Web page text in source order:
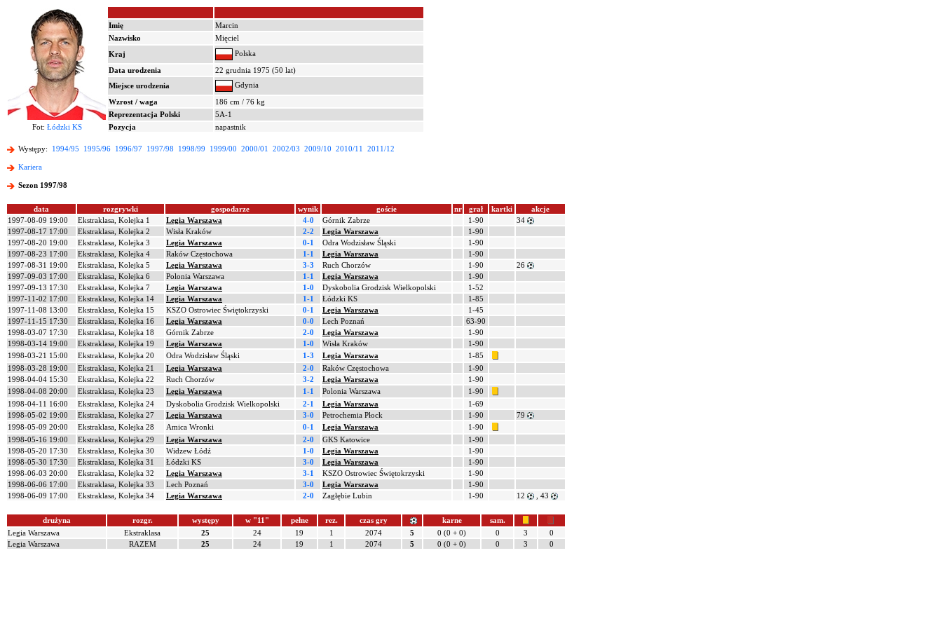
Imię
Marcin
Nazwisko
Mięciel
Kraj
Polska
Data urodzenia
22 grudnia 1975 (50 lat)
Miejsce urodzenia
Gdynia
Wzrost / waga
186 cm / 76 kg
Reprezentacja Polski
5A-1
Fot: Łódzki KS Pozycja napastnik
Występy: 1994/95 1995/96 1996/97 1997/98 1998/99 1999/00 2000/01 2002/03 2009/10 2010/11 2011/12
Kariera
Sezon 1997/98
data rozgrywki gospodarze wynik goście nr grał kartki
akcje
1997-08-09 19:00
Ekstraklasa, Kolejka 1 Legia Warszawa 4-0 Górnik Zabrze 1-90
34
1997-08-17 17:00
Ekstraklasa, Kolejka 2 Wisła Kraków 2-2 Legia Warszawa
1-90
1997-08-20 19:00
Ekstraklasa, Kolejka 3 Legia Warszawa 0-1 Odra Wodzisław Śląski
1-90
1997-08-23 17:00
Ekstraklasa, Kolejka 4 Raków Częstochowa 1-1 Legia Warszawa
1-90
1997-08-31 19:00
Ekstraklasa, Kolejka 5 Legia Warszawa 3-3 Ruch Chorzów 1-90
26
1997-09-03 17:00
Ekstraklasa, Kolejka 6 Polonia Warszawa 1-1 Legia Warszawa
1-90
1997-09-13 17:30
Ekstraklasa, Kolejka 7 Legia Warszawa 1-0 Dyskobolia Grodzisk Wielkopolski
1-52
1997-11-02 17:00
Ekstraklasa, Kolejka 14 Legia Warszawa 1-1 Łódzki KS
1-85
1997-11-08 13:00
Ekstraklasa, Kolejka 15 KSZO Ostrowiec Świętokrzyski 0-1 Legia Warszawa
1-45
1997-11-15 17:30
Ekstraklasa, Kolejka 16 Legia Warszawa 0-0 Lech Poznań
63-90
1998-03-07 17:30
Ekstraklasa, Kolejka 18 Górnik Zabrze 2-0 Legia Warszawa
1-90
1998-03-14 19:00
Ekstraklasa, Kolejka 19 Legia Warszawa 1-0 Wisła Kraków
1-90
1998-03-21 15:00
Ekstraklasa, Kolejka 20 Odra Wodzisław Śląski 1-3 Legia Warszawa
1-85
1998-03-28 19:00
Ekstraklasa, Kolejka 21 Legia Warszawa 2-0 Raków Częstochowa
1-90
1998-04-04 15:30
Ekstraklasa, Kolejka 22 Ruch Chorzów 3-2 Legia Warszawa
1-90
1998-04-08 20:00
Ekstraklasa, Kolejka 23 Legia Warszawa 1-1 Polonia Warszawa
1-90
1998-04-11 16:00
Ekstraklasa, Kolejka 24 Dyskobolia Grodzisk Wielkopolski 2-1 Legia Warszawa
1-69
1998-05-02 19:00
Ekstraklasa, Kolejka 27 Legia Warszawa 3-0 Petrochemia Płock 1-90
79
1998-05-09 20:00
Ekstraklasa, Kolejka 28 Amica Wronki 0-1 Legia Warszawa
1-90
1998-05-16 19:00
Ekstraklasa, Kolejka 29 Legia Warszawa 2-0 GKS Katowice
1-90
1998-05-20 17:30
Ekstraklasa, Kolejka 30 Widzew Łódź 1-0 Legia Warszawa
1-90
1998-05-30 17:30
Ekstraklasa, Kolejka 31 Łódzki KS 3-0 Legia Warszawa
1-90
1998-06-03 20:00
Ekstraklasa, Kolejka 32 Legia Warszawa 3-1 KSZO Ostrowiec Świętokrzyski
1-90
1998-06-06 17:00
Ekstraklasa, Kolejka 33 Lech Poznań 3-0 Legia Warszawa
1-90
1998-06-09 17:00
Ekstraklasa, Kolejka 34 Legia Warszawa 2-0 Zagłębie Lubin 1-90 12 , 43
drużyna rozgr. występy w "11" pełne rez. czas gry karne
sam.
Legia Warszawa
Ekstraklasa 25 24 19 1 2074 5 0 (0 + 0) 0 3
0
Legia Warszawa
RAZEM 25 24 19 1 2074 5 0 (0 + 0) 0 3 0